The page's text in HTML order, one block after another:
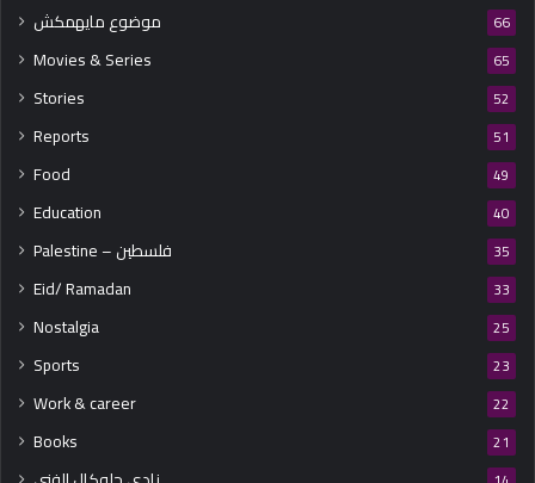
موضوع مايهمكش 66
Movies & Series 65
Stories 52
Reports 51
Food 49
Education 40
Palestine – فلسطين 35
Eid/ Ramadan 33
Nostalgia 25
Sports 23
Work & career 22
Books 21